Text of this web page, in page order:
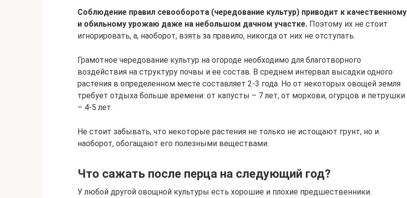
Соблюдение правил севооборота (чередование культур) приводит к качественному
и обильному урожаю даже на небольшом дачном участке. Поэтому их не стоит
игнорировать, а, наоборот, взять за правило, никогда от них не отступать.
Грамотное чередование культур на огороде необходимо для благотворного
воздействия на структуру почвы и ее состав. В среднем интервал высадки одного
растения в определенном месте составляет 2-3 года. Но от некоторых овощей земля
требует отдыха больше времени: от капусты – 7 лет, от моркови, огурцов и петрушки
– 4-5 лет.
Не стоит забывать, что некоторые растения не только не истощают грунт, но и
наоборот, обогащают его полезными веществами.
Что сажать после перца на следующий год?
У любой другой овощной культуры есть хорошие и плохие предшественники.